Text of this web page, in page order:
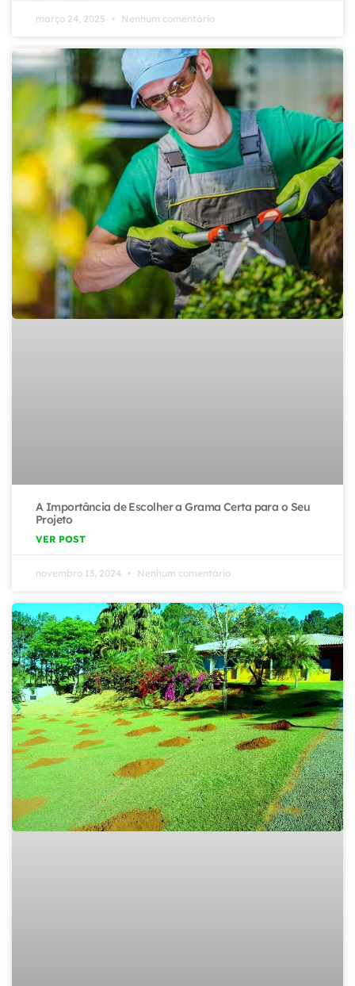
março 24, 2025 Nenhum comentário
A Importância de Escolher a Grama Certa para o Seu
Projeto
VER POST
novembro 13, 2024 Nenhum comentário